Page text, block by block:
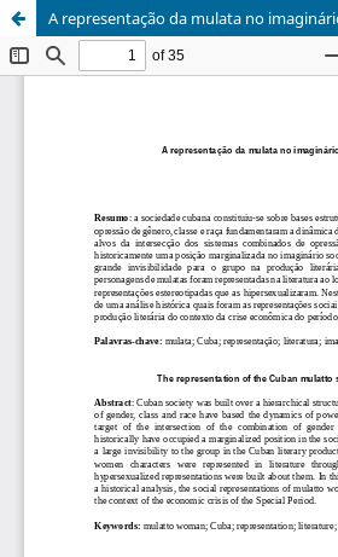
A representação da mulata no